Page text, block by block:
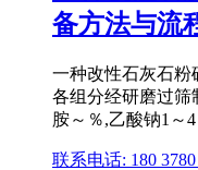
备方法与流
一种改性石灰石粉
各组分经研磨过筛
胺～％,乙酸钠1～
联系电话: 180 3780